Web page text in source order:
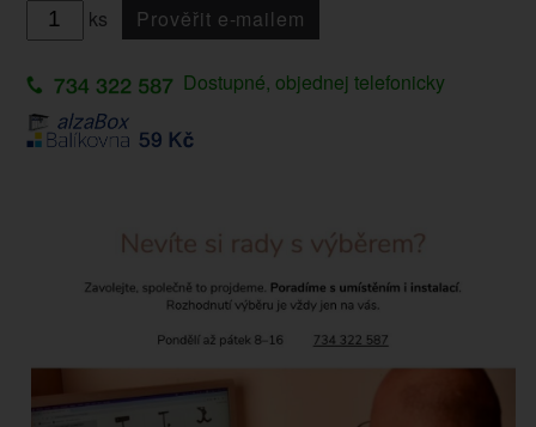
ks Prověřit e-mailem
Dostupné, objednej telefonicky